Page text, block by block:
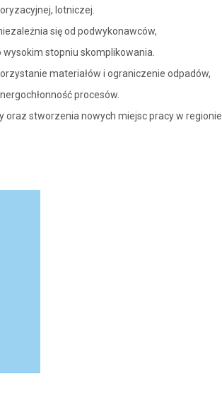
lotniczej.
się od podwykonawców,
stopniu skomplikowania.
materiałów i ograniczenie odpadów,
procesów.
stworzenia nowych miejsc pracy w regionie.